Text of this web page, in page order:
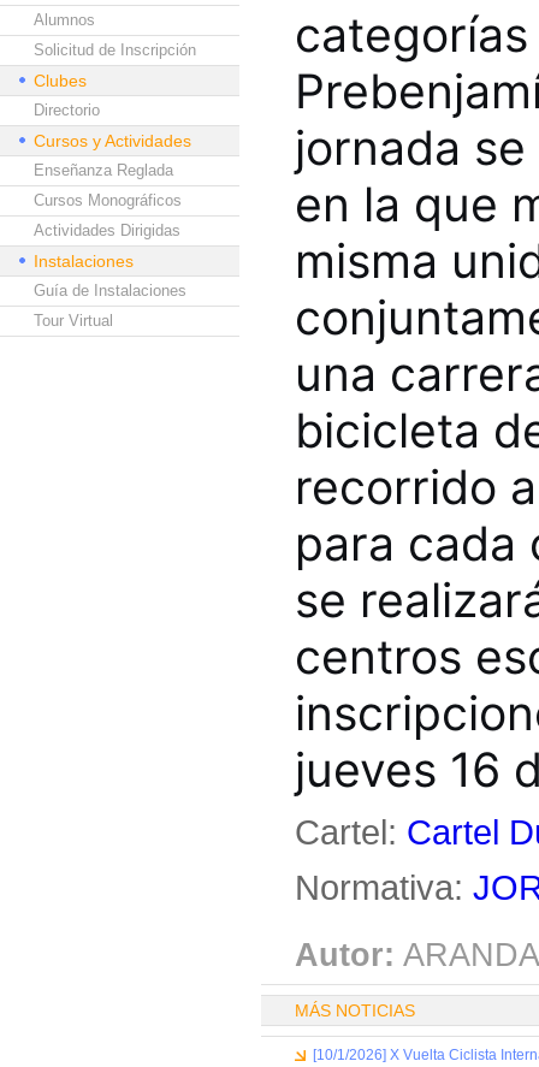
Alumnos
Solicitud de Inscripción
Clubes
Directorio
Cursos y Actividades
Enseñanza Reglada
Cursos Monográficos
Actividades Dirigidas
Instalaciones
Guía de Instalaciones
Tour Virtual
jornada
en la que
misma
una
bicicleta
recorrido
para cada
se
centros
jueves 16
Cartel: Cartel
Normativa:
Autor:
MÁS NOTICIAS
[10/1/2026] X Vuelta Ciclista